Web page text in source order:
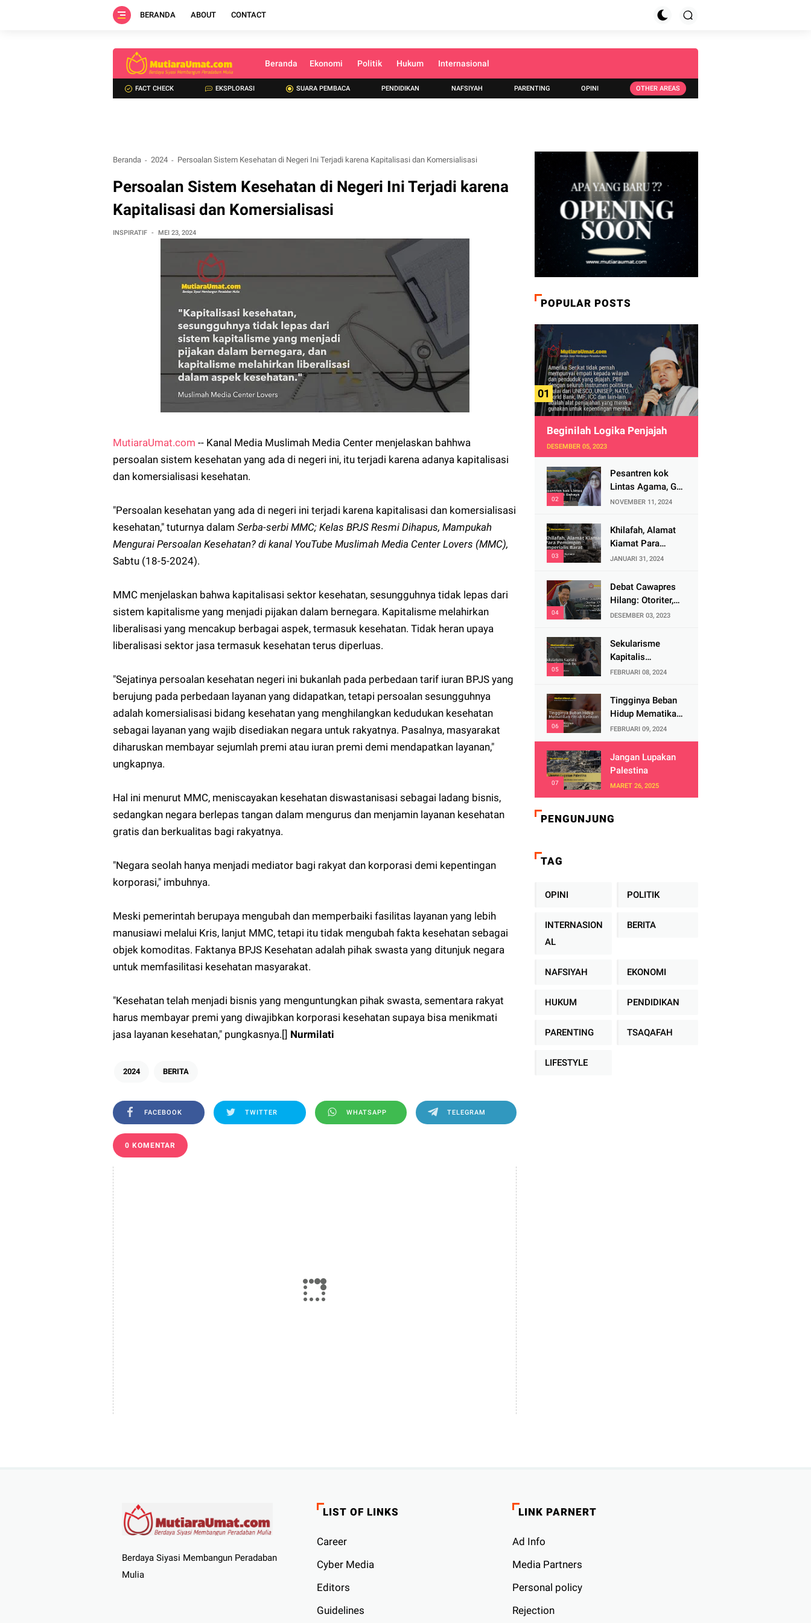
BERANDA ABOUT CONTACT
Beranda Ekonomi Politik Hukum Internasional
FACT CHECK EKSPLORASI SUARA PEMBACA PENDIDIKAN NAFSIYAH PARENTING OPINI OTHER AREAS
Beranda 2024 Persoalan Sistem Kesehatan di Negeri Ini Terjadi karena Kapitalisasi dan Komersialisasi
Persoalan Sistem Kesehatan di Negeri Ini Terjadi karena
Kapitalisasi dan Komersialisasi
INSPIRATIF MEI 23, 2024
MutiaraUmat.com -- Kanal Media Muslimah Media Center menjelaskan bahhwa
persoalan sistem kesehatan yang ada di negeri ini, itu terjadi karena adanya kapitalisasi
dan komersialisasi kesehatan.
"Persoalan kesehatan yang ada di negeri ini terjadi karena kapitalisasi dan komersialisasi
kesehatan," tuturnya dalam Serba-serbi MMC; Kelas BPJS Resmi Dihapus, Mampukah
Mengurai Persoalan Kesehatan? di kanal YouTube Muslimah Media Center Lovers (MMC),
Sabtu (18-5-2024).
MMC menjelaskan bahwa kapitalisasi sektor kesehatan, sesungguhnya tidak lepas dari
sistem kapitalisme yang menjadi pijakan dalam bernegara. Kapitalisme melahirkan
liberalisasi yang mencakup berbagai aspek, termasuk kesehatan. Tidak heran upaya
liberalisasi sektor jasa termasuk kesehatan terus diperluas.
"Sejatinya persoalan kesehatan negeri ini bukanlah pada perbedaan tarif iuran BPJS yang
berujung pada perbedaan layanan yang didapatkan, tetapi persoalan sesungguhnya
adalah komersialisasi bidang kesehatan yang menghilangkan kedudukan kesehatan
sebagai layanan yang wajib disediakan negara untuk rakyatnya. Pasalnya, masyarakat
diharuskan membayar sejumlah premi atau iuran premi demi mendapatkan layanan,"
ungkapnya.
Hal ini menurut MMC, meniscayakan kesehatan diswastanisasi sebagai ladang bisnis,
sedangkan negara berlepas tangan dalam mengurus dan menjamin layanan kesehatan
gratis dan berkualitas bagi rakyatnya.
"Negara seolah hanya menjadi mediator bagi rakyat dan korporasi demi kepentingan
korporasi," imbuhnya.
Meski pemerintah berupaya mengubah dan memperbaiki fasilitas layanan yang lebih
manusiawi melalui Kris, lanjut MMC, tetapi itu tidak mengubah fakta kesehatan sebagai
objek komoditas. Faktanya BPJS Kesehatan adalah pihak swasta yang ditunjuk negara
untuk memfasilitasi kesehatan masyarakat.
"Kesehatan telah menjadi bisnis yang menguntungkan pihak swasta, sementara rakyat
harus membayar premi yang diwajibkan korporasi kesehatan supaya bisa menikmati
jasa layanan kesehatan," pungkasnya.[] Nurmilati
2024 BERITA
FACEBOOK TWITTER WHATSAPP TELEGRAM
0 KOMENTAR
POPULAR POSTS
Beginilah Logika Penjajah
DESEMBER 05, 2023
Pesantren kok
Lintas Agama, Ga
Bahaya Tah?
NOVEMBER 11, 2024
Khilafah, Alamat
Kiamat Para
Pemimpin
JANUARI 31, 2024
Debat Cawapres
Hilang: Otoriter,
KPU Pengawal
Demokrasi?
DESEMBER 03, 2023
Sekularisme
Kapitalis
Mematikan Fitrah
FEBRUARI 08, 2024
Tingginya Beban
Hidup Mematikan
Fitrah Keibuan
FEBRUARI 09, 2024
Jangan Lupakan
Palestina
MARET 26, 2025
PENGUNJUNG
TAG
OPINI POLITIK
INTERNASION
AL
BERITA
NAFSIYAH EKONOMI
HUKUM PENDIDIKAN
PARENTING TSAQAFAH
LIFESTYLE
Berdaya Siyasi Membangun Peradaban
Mulia
LIST OF LINKS
Career
Cyber ​​Media
Editors
Guidelines
LINK PARNERT
Ad Info
Media Partners
Personal policy
Rejection